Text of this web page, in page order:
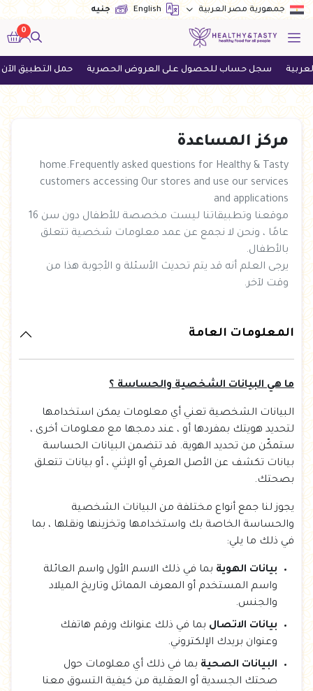
جمهورية مصر العربية English جنيه
0
سجل حساب للحصول على العروض الحصرية حمل التطبيق الآن
مركز المساعدة
home.Frequently asked questions for Healthy & Tasty
customers accessing Our stores and use our services
and applications
موقعنا وتطبيقاتنا ليست مخصصة للأطفال دون سن 16
عامًا ، ونحن لا نجمع عن عمد معلومات شخصية تتعلق
بالأطفال.
يرجى العلم أنه قد يتم تحديث الأسئلة و الأجوبة هذا من
وقت لآخر.
المعلومات العامة
ما هي البيانات الشخصية والحساسة ؟
البيانات الشخصية تعني أي معلومات يمكن استخدامها
لتحديد هويتك بمفردها أو ، عند دمجها مع معلومات أخرى ،
ستمكّن من تحديد الهوية. قد تتضمن البيانات الحساسة
بيانات تكشف عن الأصل العرقي أو الإثني ، أو بيانات تتعلق
بصحتك.
يجوز لنا جمع أنواع مختلفة من البيانات الشخصية
والحساسة الخاصة بك واستخدامها وتخزينها ونقلها ، بما
في ذلك ما يلي:
بيانات الهوية بما في ذلك الاسم الأول واسم العائلة
واسم المستخدم أو المعرف المماثل وتاريخ الميلاد
والجنس.
بيانات الاتصال بما في ذلك عنوانك ورقم هاتفك
وعنوان بريدك الإلكتروني.
البيانات الصحية بما في ذلك أي معلومات حول
صحتك الجسدية أو العقلية من كيفية التسوق معنا